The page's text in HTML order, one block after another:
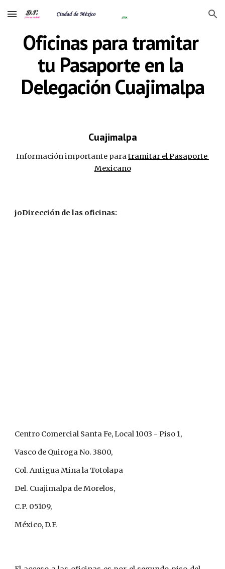
Skip to main content Skip to navigation
Oficinas para tramitar
tu Pasaporte en la
Delegación Cuajimalpa
Cuajimalpa
Información importante para tramitar el Pasaporte
Mexicano
joDirección de las oficinas:
Centro Comercial Santa Fe, Local 1003 - Piso 1,
Vasco de Quiroga No. 3800,
Col. Antigua Mina la Totolapa
Del. Cuajimalpa de Morelos,
C.P. 05109,
México, D.F.